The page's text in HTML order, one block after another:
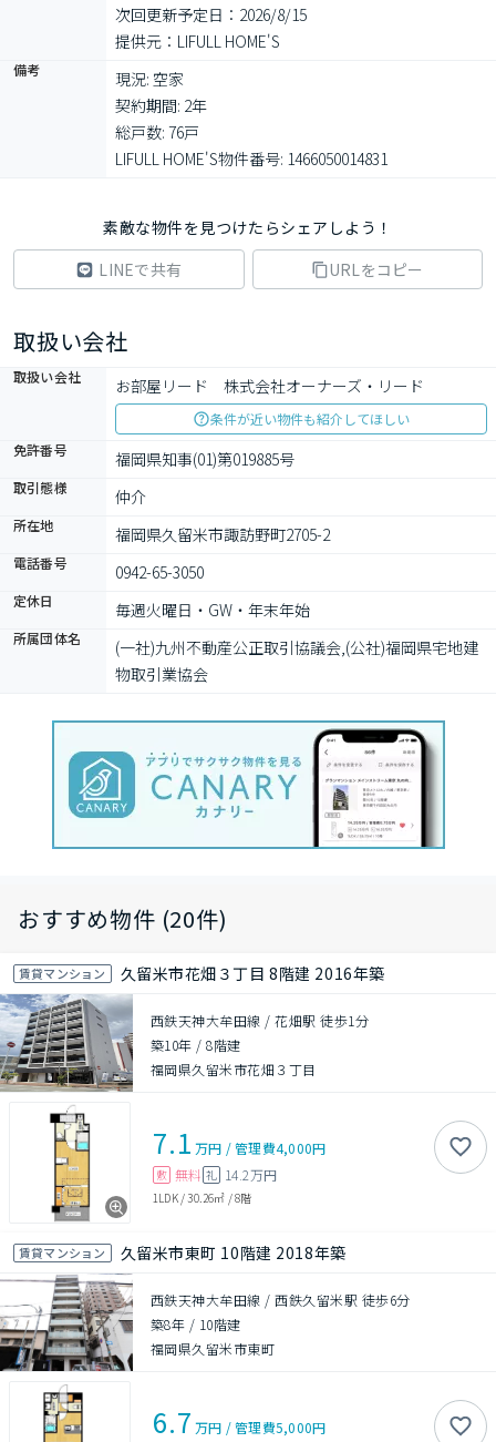
次回更新予定日：2026/8/15
提供元：LIFULL HOME'S
備考
現況: 空家
契約期間: 2年
総戸数: 76戸
LIFULL HOME'S物件番号: 1466050014831
素敵な物件を見つけたらシェアしよう！
LINEで共有
URLをコピー
取扱い会社
取扱い会社 お部屋リード　株式会社オーナーズ・リード
条件が近い物件も紹介してほしい
免許番号
福岡県知事(01)第019885号
取引態様 仲介
所在地 福岡県久留米市諏訪野町2705-2
電話番号 0942-65-3050
定休日 毎週火曜日・GW・年末年始
所属団体名
(一社)九州不動産公正取引協議会,(公社)福岡県宅地建
物取引業協会
おすすめ物件 (20件)
賃貸マンション 久留米市花畑３丁目 8階建 2016年築
西鉄天神大牟田線 / 花畑駅 徒歩1分
築10年 /8階建
福岡県久留米市花畑３丁目
7.1 万円 /管理費4,000円
敷 無料 礼 14.2万円
1LDK/30.26㎡ /8階
賃貸マンション 久留米市東町 10階建 2018年築
西鉄天神大牟田線 / 西鉄久留米駅 徒歩6分
築8年 / 10階建
福岡県久留米市東町
6.7 万円 /管理費5,000円